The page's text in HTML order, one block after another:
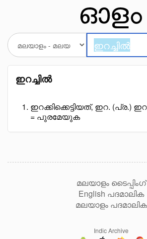
ഇറച്ചിൽ
ഇറക്കിക്കെട്ടിയത്, ഇറ. (പ്ര.)
= പുരമേയുക
മലയാളം ടൈപ്പിംഗ്
English പദമാലിക
മലയാളം പദമാലിക
Indic Archive